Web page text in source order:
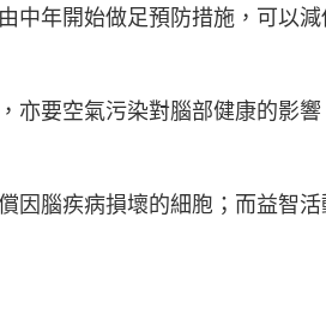
中年開始做足預防措施，可以
亦要空氣污染對腦部健康的影
因腦疾病損壞的細胞；而益智